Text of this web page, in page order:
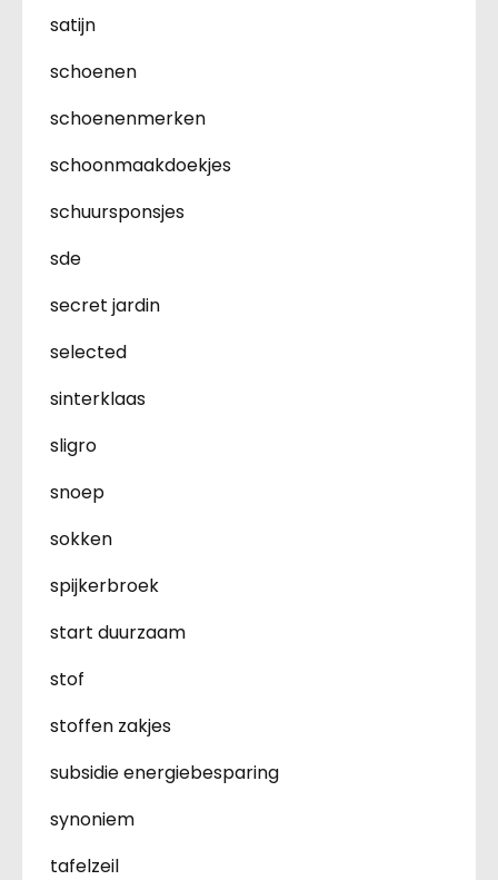
satijn
schoenen
schoenenmerken
schoonmaakdoekjes
schuursponsjes
sde
secret jardin
selected
sinterklaas
sligro
snoep
sokken
spijkerbroek
start duurzaam
stof
stoffen zakjes
subsidie energiebesparing
synoniem
tafelzeil